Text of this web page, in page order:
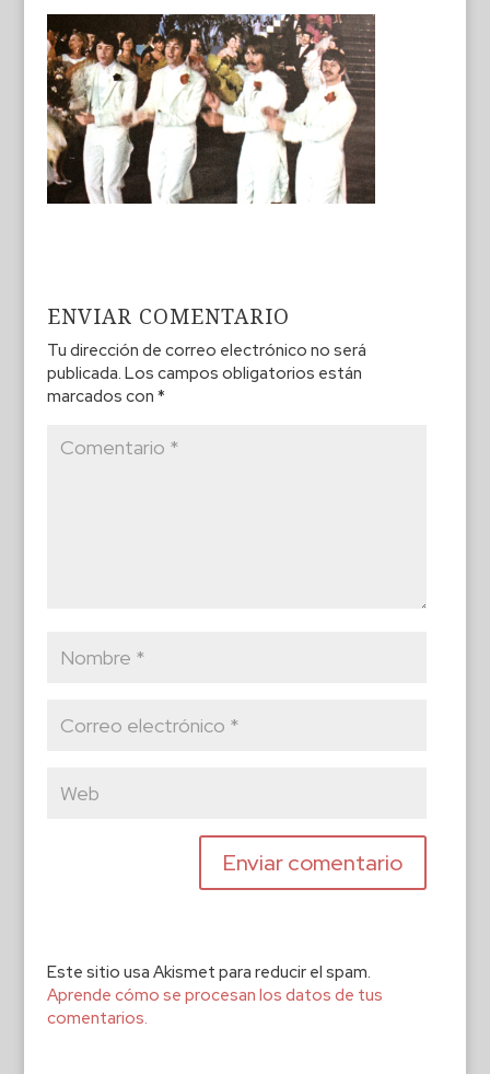
ENVIAR COMENTARIO
Tu dirección de correo electrónico no será
publicada. Los campos obligatorios están
marcados con *
Este sitio usa Akismet para reducir el spam.
Aprende cómo se procesan los datos de tus
comentarios.